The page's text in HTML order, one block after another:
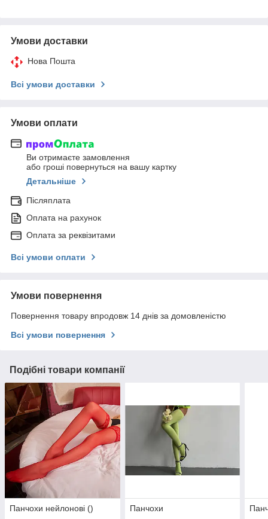
Умови доставки
Нова Пошта
Всі умови доставки
Умови оплати
Ви отримаєте замовлення
або гроші повернуться на вашу картку
Детальніше
Післяплата
Оплата на рахунок
Оплата за реквізитами
Всі умови оплати
Умови повернення
Повернення товару впродовж 14 днів за домовленістю
Всі умови повернення
Подібні товари компанії
Панчохи нейлонові () Панчохи